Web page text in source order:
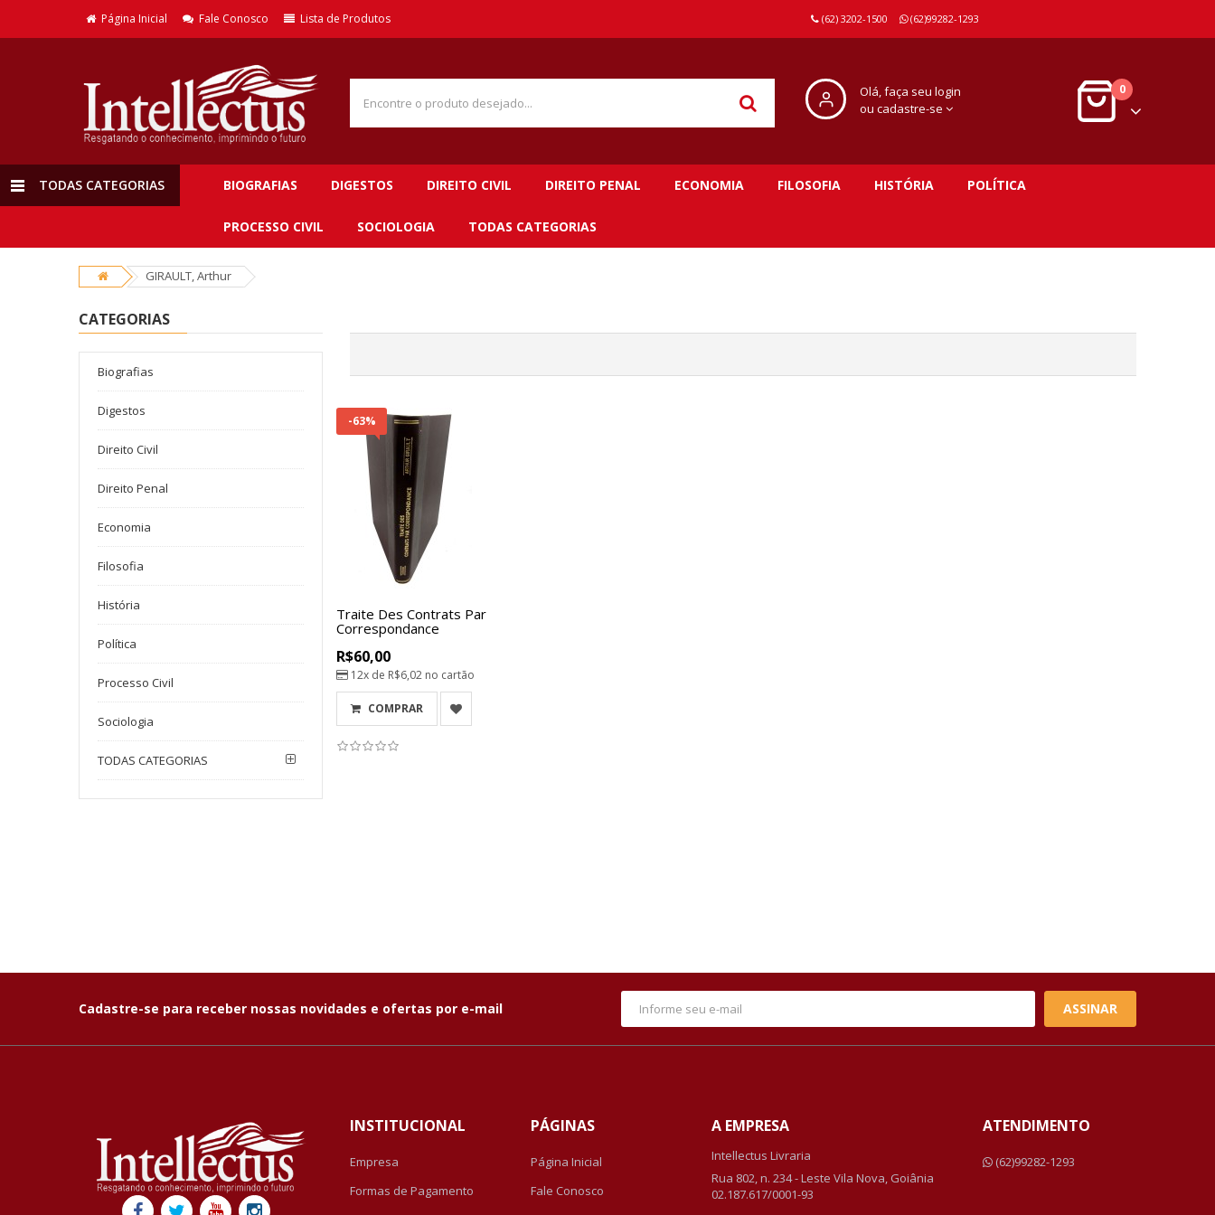
Página Inicial Fale Conosco Lista de Produtos (62) 3202-1500 (62)99282-1293
Olá, faça seu login
ou cadastre-se
0
TODAS CATEGORIAS BIOGRAFIAS DIGESTOS DIREITO CIVIL DIREITO PENAL ECONOMIA FILOSOFIA HISTÓRIA POLÍTICA
PROCESSO CIVIL SOCIOLOGIA TODAS CATEGORIAS
GIRAULT, Arthur
CATEGORIAS
Biografias
Digestos
Direito Civil
Direito Penal
Economia
Filosofia
História
Política
Processo Civil
Sociologia
TODAS CATEGORIAS
-63%
Traite Des Contrats Par
Correspondance
R$60,00
12x de R$6,02 no cartão
COMPRAR
Cadastre-se para receber nossas novidades e ofertas por e-mail ASSINAR
INSTITUCIONAL
Empresa
Formas de Pagamento
PÁGINAS
Página Inicial
Fale Conosco
A EMPRESA
Intellectus Livraria
Rua 802, n. 234 - Leste Vila Nova, Goiânia
02.187.617/0001-93
ATENDIMENTO
(62)99282-1293